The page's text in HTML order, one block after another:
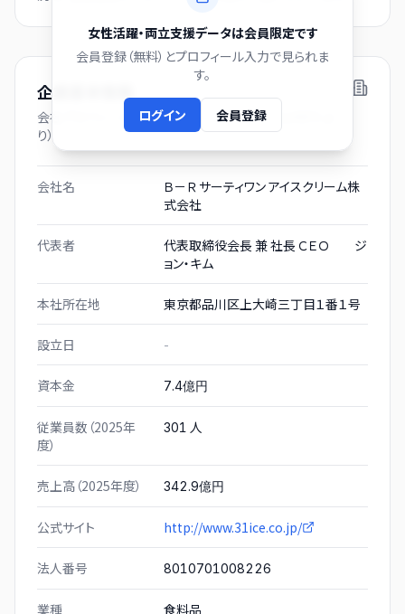
女性活躍・両立支援データは会員限定です
会員登録（無料）とプロフィール入力で見られま
す。
ログイン 会員登録
企業基本情報
会社プロフィール（有価証券報告書および gBizINFO よ
り）
会社名
Ｂ－Ｒ サーティワン アイスクリーム株
式会社
代表者
代表取締役会長 兼 社長 ＣＥＯ ジ
ョン・キム
本社所在地 東京都品川区上大崎三丁目１番１号
設立日 -
資本金 7.4億円
従業員数（2025年
度）
301 人
売上高（2025年度） 342.9億円
公式サイト http://www.31ice.co.jp/
法人番号 8010701008226
業種 食料品